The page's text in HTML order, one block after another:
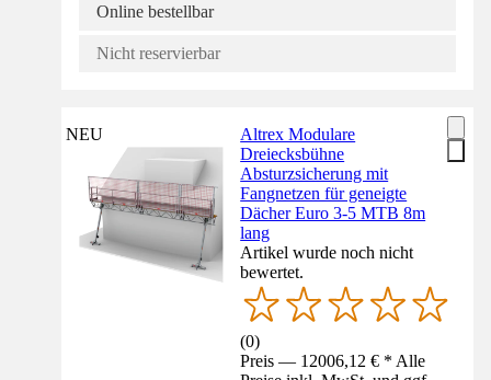
Online bestellbar
Nicht reservierbar
NEU
Altrex Modulare
Dreiecksbühne
Absturzsicherung mit
Fangnetzen für geneigte
Dächer Euro 3-5 MTB 8m
lang
Artikel wurde noch nicht
bewertet.
(0)
Preis — 12006,12 € * Alle